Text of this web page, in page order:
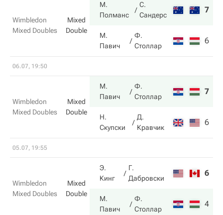
Wimbledon
Mixed Doubles
Mixed
Double
М.
Полманс
С.
Сандерс
7
М.
Павич
Ф.
Столлар
6
06.07, 19:50
Wimbledon
Mixed Doubles
Mixed
Double
М.
Павич
Ф.
Столлар
7
Н.
Скупски
Д.
Кравчик
6
05.07, 19:55
Wimbledon
Mixed Doubles
Mixed
Double
Э.
Кинг
Г.
Дабровски
6
М.
Павич
Ф.
Столлар
4